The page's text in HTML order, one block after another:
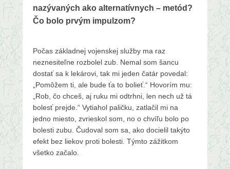
nazývaných ako alternatívnych – metód?
Čo bolo prvým impulzom?
Počas základnej vojenskej služby ma raz
neznesiteľne rozbolel zub. Nemal som šancu
dostať sa k lekárovi, tak mi jeden čatár povedal:
„Pomôžem ti, ale bude ťa to bolieť.“ Hovorím mu:
„Rob, čo chceš, aj ruku mi odtrhni, len nech už tá
bolesť prejde.“ Vytiahol paličku, zatlačil mi na
jedno miesto, zvrieskol som, no o chvíľu bolo po
bolesti zubu. Čudoval som sa, ako docielil takýto
efekt bez liekov proti bolesti. Týmto zážitkom
všetko začalo.